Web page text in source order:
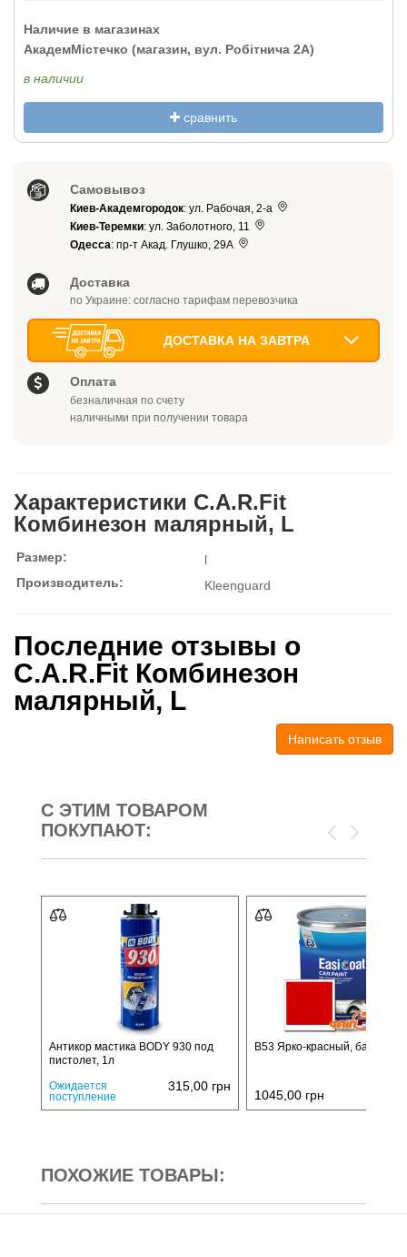
Наличие в магазинах
АкадемМістечко (магазин, вул. Робітнича 2А)
в наличии
сравнить
Самовывоз
Киев-Академгородок: ул. Рабочая, 2-а
Киев-Теремки: ул. Заболотного, 11
Одесса: пр-т Акад. Глушко, 29А
Доставка
по Украине: согласно тарифам перевозчика
ДОСТАВКА НА ЗАВТРА
Оплата
безналичная по счету
наличными при получении товара
Характеристики C.A.R.Fit
Комбинезон малярный, L
Размер:
l
Производитель:
Kleenguard
Последние отзывы о
C.A.R.Fit Комбинезон
малярный, L
Написать отзыв
С ЭТИМ ТОВАРОМ
ПОКУПАЮТ:
Антикор мастика BODY 930 под
пистолет, 1л
Ожидается
поступление
315,00 грн
B53 Ярко-красный, база, 1л
1045,00 грн
ПОХОЖИЕ ТОВАРЫ: